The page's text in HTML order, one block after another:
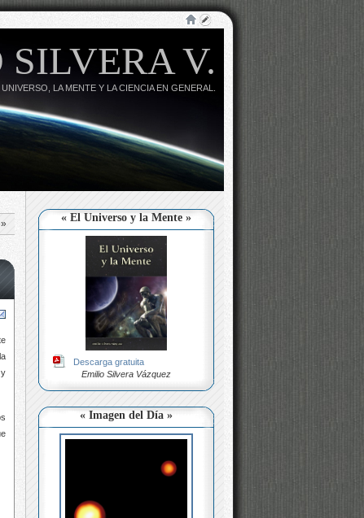
V.
LA MENTE Y LA CIENCIA EN GENERAL.
« El Universo y la Mente »
Descarga gratuita
Emilio Silvera Vázquez
« Imagen del Día »
»